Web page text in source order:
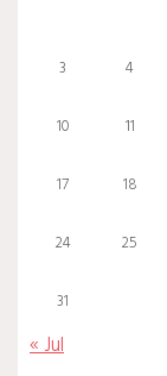
3 4
10 11
17 18
24 25
31
« Jul